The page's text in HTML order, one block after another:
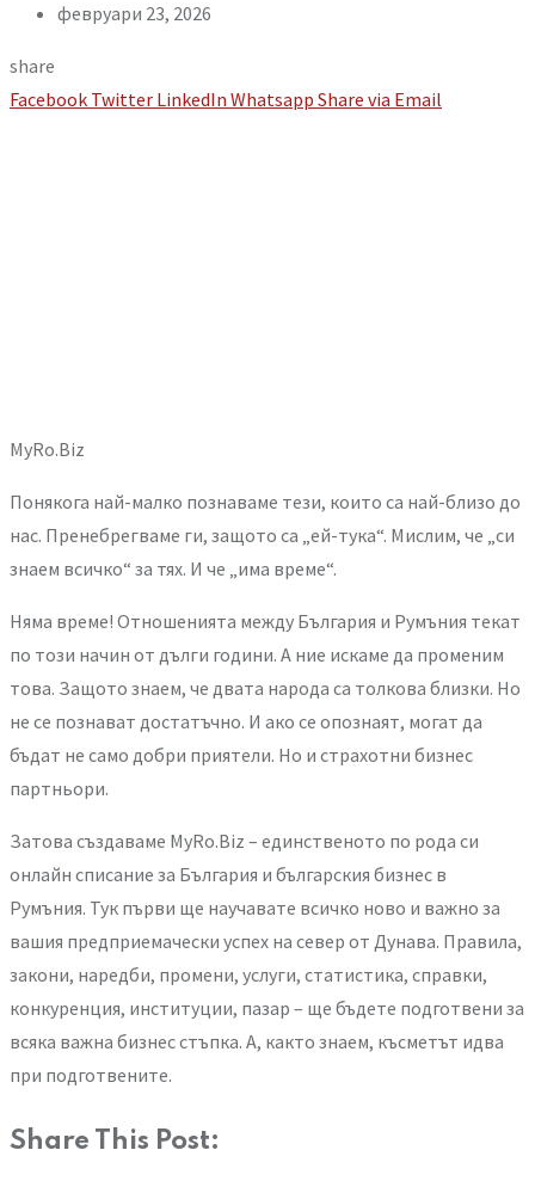
февруари 23, 2026
share
Facebook Twitter LinkedIn Whatsapp Share via Email
MyRo.Biz
Понякога най-малко познаваме тези, които са най-близо до
нас. Пренебрегваме ги, защото са „ей-тука“. Мислим, че „си
знаем всичко“ за тях. И че „има време“.
Няма време! Отношенията между България и Румъния текат
по този начин от дълги години. А ние искаме да променим
това. Защото знаем, че двата народа са толкова близки. Но
не се познават достатъчно. И ако се опознаят, могат да
бъдат не само добри приятели. Но и страхотни бизнес
партньори.
Затова създаваме MyRo.Biz – единственото по рода си
онлайн списание за България и българския бизнес в
Румъния. Тук първи ще научавате всичко ново и важно за
вашия предприемачески успех на север от Дунава. Правила,
закони, наредби, промени, услуги, статистика, справки,
конкуренция, институции, пазар – ще бъдете подготвени за
всяка важна бизнес стъпка. А, както знаем, късметът идва
при подготвените.
Share This Post: